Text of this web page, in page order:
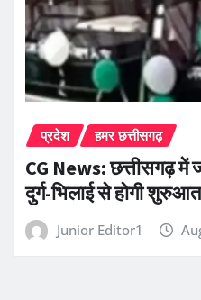
प्रदेश हमर छत्तीसगढ़
CG News: छत्तीसगढ़ में
दुर्ग-भिलाई से होगी शुरुआत
Junior Editor1